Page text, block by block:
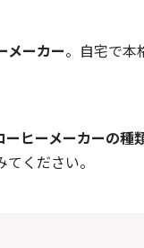
メーカー。自宅で本
ーヒーメーカーの種
ください。